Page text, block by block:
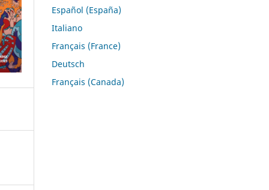
Español (España)
Italiano
Français (France)
Deutsch
Français (Canada)